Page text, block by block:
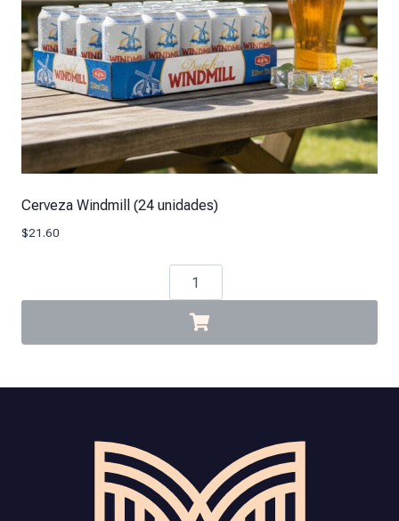
Cerveza Windmill (24 unidades)
$21.60